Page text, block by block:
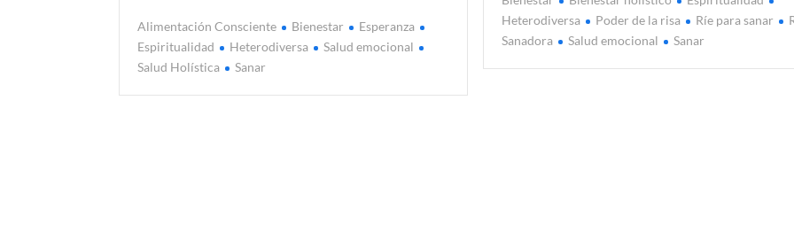
Alimentación Consciente Bienestar
Esperanza
Espiritualidad
Heterodiversa
Salud emocional
Salud Holística
Sanar
Heterodiversa
Poder de la risa Ríe para sanar
Sanadora
Salud emocional Sanar